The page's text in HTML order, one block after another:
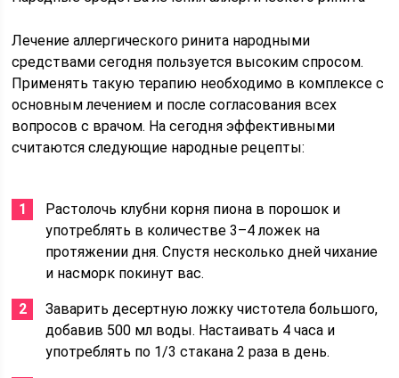
Лечение аллергического ринита народными
средствами сегодня пользуется высоким спросом.
Применять такую терапию необходимо в комплексе с
основным лечением и после согласования всех
вопросов с врачом. На сегодня эффективными
считаются следующие народные рецепты:
Растолочь клубни корня пиона в порошок и
употреблять в количестве 3–4 ложек на
протяжении дня. Спустя несколько дней чихание
и насморк покинут вас.
Заварить десертную ложку чистотела большого,
добавив 500 мл воды. Настаивать 4 часа и
употреблять по 1/3 стакана 2 раза в день.